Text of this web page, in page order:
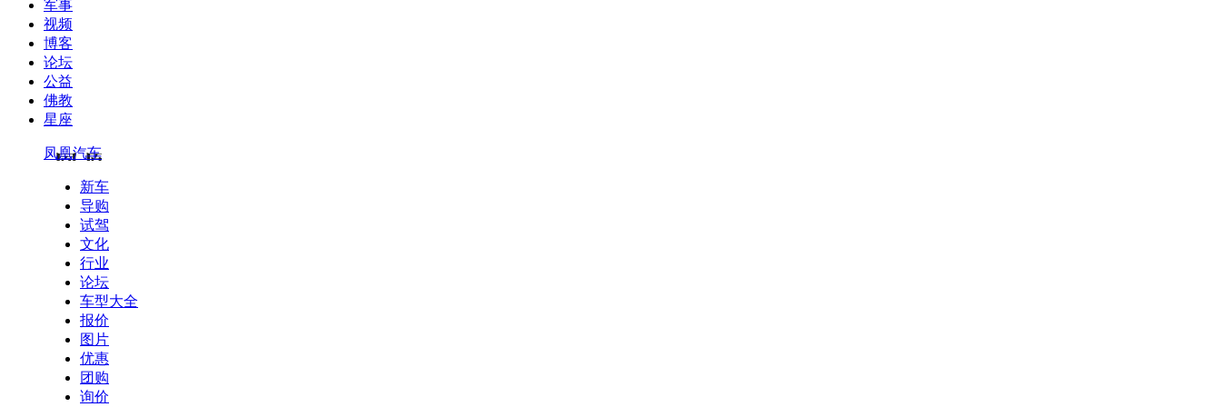
军事
视频
博客
论坛
公益
佛教
星座
凤凰汽车
新车
导购
试驾
文化
行业
论坛
车型大全
报价
图片
优惠
团购
询价